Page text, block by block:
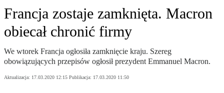
Francja zostaje zamknięta. Macron
obiecał chronić firmy
We wtorek Francja ogłosiła zamknięcie kraju. Szereg
obowiązujących przepisów ogłosił prezydent Emmanuel Macron.
Aktualizacja: 17.03.2020 12:15 Publikacja: 17.03.2020 11:50